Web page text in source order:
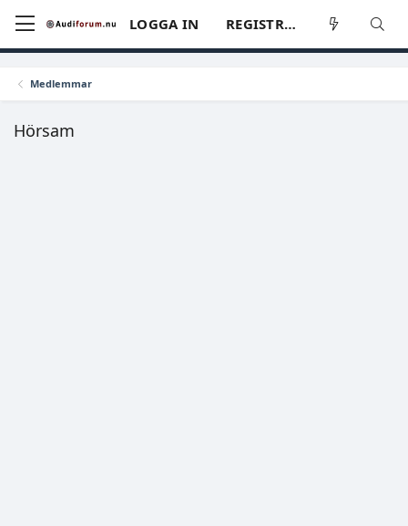
LOGGA IN REGISTRERA
Medlemmar
Hörsam